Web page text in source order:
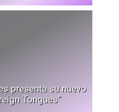
presenta su nuevo
Tongues”